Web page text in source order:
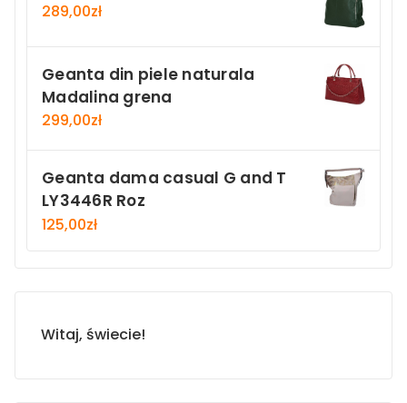
289,00zł
Geanta din piele naturala
Madalina grena
299,00zł
Geanta dama casual G and T
LY3446R Roz
125,00zł
Witaj, świecie!